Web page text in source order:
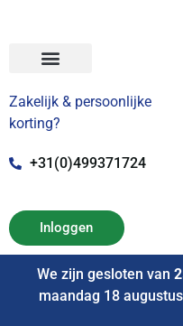
Zakelijk & persoonlijke
korting?
+31(0)499371724
Inloggen
We zijn gesloten van
maandag 18